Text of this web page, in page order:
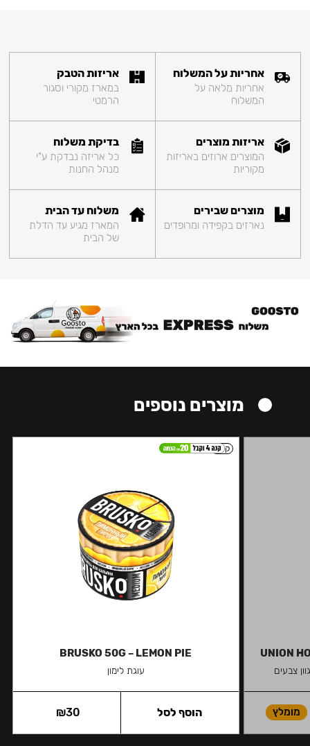
אחריות על המשלוח
אחריות מלאה על
המשלוח
אריזות הטבק
במארז מקורי וסגור
הרמטי
אריזות מוצרים
המוצרים ארוזים באריזות
מקוריות
בדיקת משלוח
כל אריזה נבדקת ע"י
מנהל החנות
מוצרים שבירים
נארזים בקפידה ומרופדים
משלוח עד הבית
המארז מגיע עד הדלת
של הבית
מוצרים נוספים
UNION
צבעים
מומלץ
קל
BRUSKO 50G – LEMON PIE
עוגת לימון
₪30 הוסף לסל